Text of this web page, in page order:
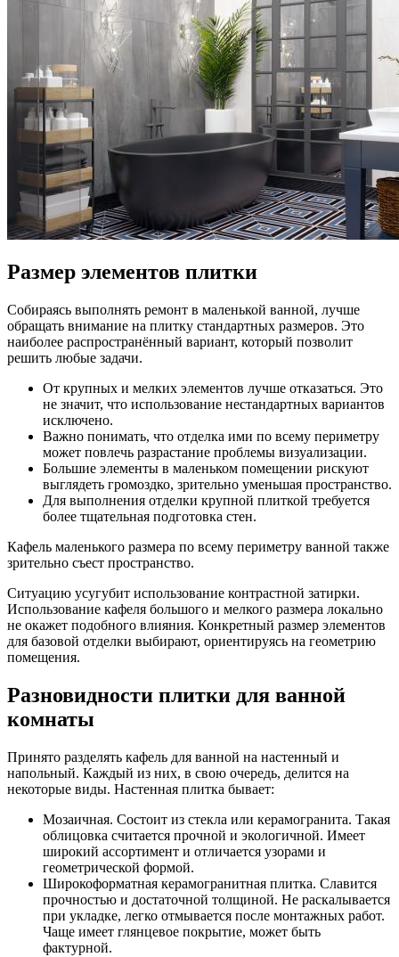
Размер элементов плитки
Собираясь выполнять ремонт в маленькой ванной, лучше
обращать внимание на плитку стандартных размеров. Это
наиболее распространённый вариант, который позволит
решить любые задачи.
От крупных и мелких элементов лучше отказаться. Это
не значит, что использование нестандартных вариантов
исключено.
Важно понимать, что отделка ими по всему периметру
может повлечь разрастание проблемы визуализации.
Большие элементы в маленьком помещении рискуют
выглядеть громоздко, зрительно уменьшая пространство.
Для выполнения отделки крупной плиткой требуется
более тщательная подготовка стен.
Кафель маленького размера по всему периметру ванной также
зрительно съест пространство.
Ситуацию усугубит использование контрастной затирки.
Использование кафеля большого и мелкого размера локально
не окажет подобного влияния. Конкретный размер элементов
для базовой отделки выбирают, ориентируясь на геометрию
помещения.
Разновидности плитки для ванной
комнаты
Принято разделять кафель для ванной на настенный и
напольный. Каждый из них, в свою очередь, делится на
некоторые виды. Настенная плитка бывает:
Мозаичная. Состоит из стекла или керамогранита. Такая
облицовка считается прочной и экологичной. Имеет
широкий ассортимент и отличается узорами и
геометрической формой.
Широкоформатная керамогранитная плитка. Славится
прочностью и достаточной толщиной. Не раскалывается
при укладке, легко отмывается после монтажных работ.
Чаще имеет глянцевое покрытие, может быть
фактурной.